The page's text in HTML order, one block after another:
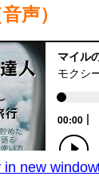
声）
in new window